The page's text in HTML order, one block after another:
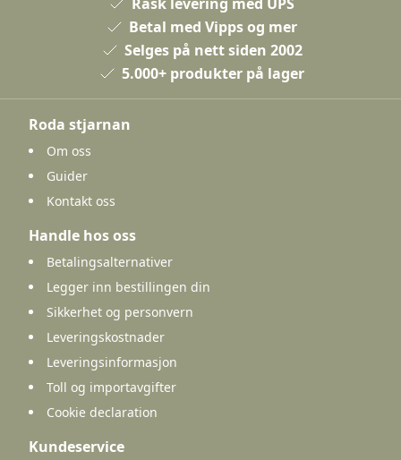
Betal med Vipps og mer
Selges på nett siden 2002
5.000+ produkter på lager
Roda stjarnan
Om oss
Guider
Kontakt oss
Handle hos oss
Betalingsalternativer
Legger inn bestillingen din
Sikkerhet og personvern
Leveringskostnader
Leveringsinformasjon
Toll og importavgifter
Cookie declaration
Kundeservice